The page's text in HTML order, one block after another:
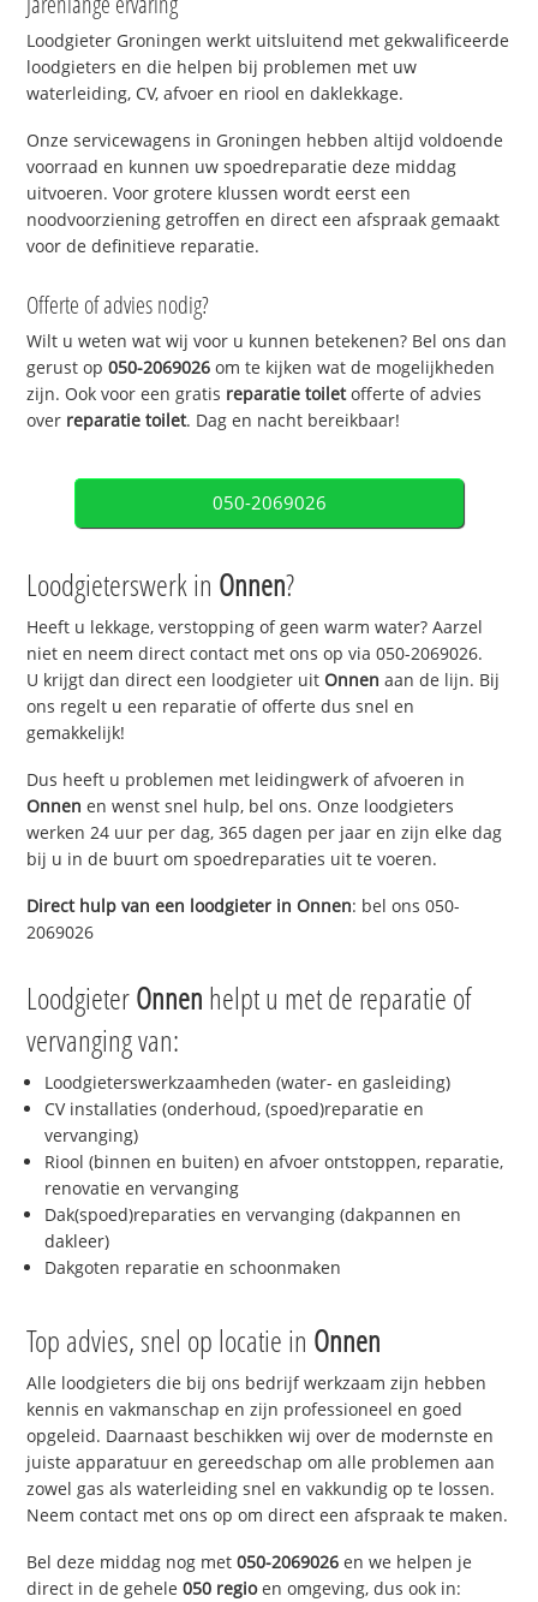
Loodgieter Groningen werkt uitsluitend met gekwalificeerde
loodgieters en die helpen bij problemen met uw
waterleiding, CV, afvoer en riool en daklekkage.
Onze servicewagens in Groningen hebben altijd voldoende
voorraad en kunnen uw spoedreparatie deze middag
uitvoeren. Voor grotere klussen wordt eerst een
noodvoorziening getroffen en direct een afspraak gemaakt
voor de definitieve reparatie.
Offerte of advies nodig?
Wilt u weten wat wij voor u kunnen betekenen? Bel ons dan
gerust op050-2069026 om te kijken wat de mogelijkheden
zijn. Ook voor een gratis reparatie toiletofferte of advies
over reparatie toilet. Dag en nacht bereikbaar!
050-2069026
Loodgieterswerk in Onnen?
Heeft u lekkage, verstopping of geen warm water? Aarzel
niet en neem direct contact met ons op via 050-2069026.
U krijgt dan direct een loodgieter uitOnnen aan de lijn. Bij
ons regelt u een reparatie of offerte dus snel en
gemakkelijk!
Dus heeft u problemen met leidingwerk of afvoeren in
Onnen en wenst snel hulp, bel ons. Onze loodgieters
werken 24 uur per dag, 365 dagen per jaar en zijn elke dag
bij u in de buurt om spoedreparaties uit te voeren.
Direct hulp van een loodgieter inOnnen: bel ons 050-
2069026
LoodgieterOnnen helpt u met de reparatie of
vervanging van:
Loodgieterswerkzaamheden (water- en gasleiding)
CV installaties (onderhoud, (spoed)reparatie en
vervanging)
Riool (binnen en buiten) en afvoer ontstoppen, reparatie,
renovatie en vervanging
Dak(spoed)reparaties en vervanging (dakpannen en
dakleer)
Dakgoten reparatie en schoonmaken
Top advies, snel op locatie in Onnen
Alle loodgieters die bij ons bedrijf werkzaam zijn hebben
kennis en vakmanschap en zijn professioneel en goed
opgeleid. Daarnaast beschikken wij over de modernste en
juiste apparatuur en gereedschap om alle problemen aan
zowel gas als waterleiding snel en vakkundig op te lossen.
Neem contact met ons op om direct een afspraak te maken.
Bel deze middag nog met050-2069026 en we helpen je
direct in de gehele050 regioen omgeving, dus ook in: